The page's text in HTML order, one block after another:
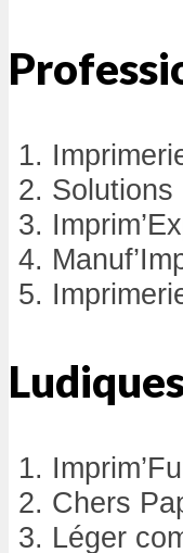
Solutions
Chers
Léger